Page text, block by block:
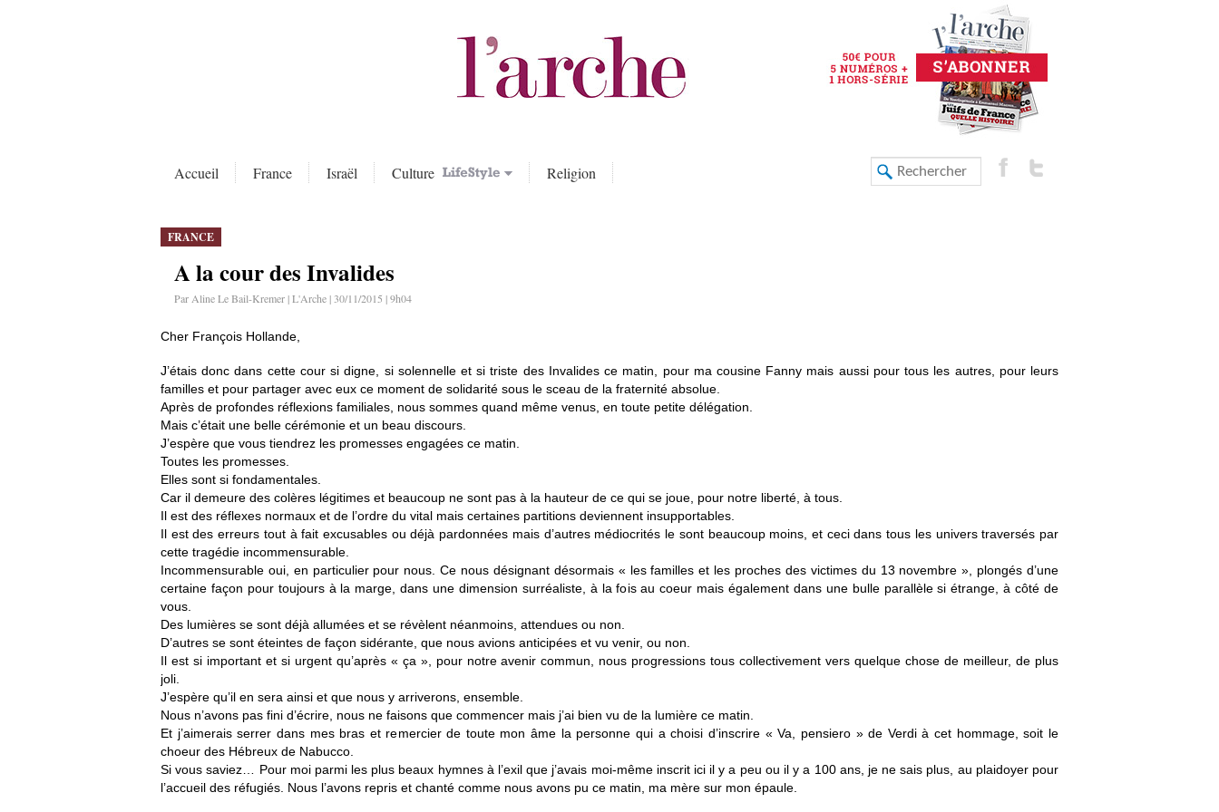
Accueil France Israël Culture Religion
FRANCE
A la cour des Invalides
Par Aline Le Bail-Kremer | L'Arche | 30/11/2015 | 9h04
Cher François Hollande,
J’étais donc dans cette cour si digne, si solennelle et si triste des Invalides ce matin, pour ma cousine Fanny mais aussi pour tous les autres, pour leurs
familles et pour partager avec eux ce moment de solidarité sous le sceau de la fraternité absolue.
Après de profondes réflexions familiales, nous sommes quand même venus, en toute petite délégation.
Mais c’était une belle cérémonie et un beau discours.
J’espère que vous tiendrez les promesses engagées ce matin.
Toutes les promesses.
Elles sont si fondamentales.
Car il demeure des colères légitimes et beaucoup ne sont pas à la hauteur de ce qui se joue, pour notre liberté, à tous.
Il est des réflexes normaux et de l’ordre du vital mais certaines partitions deviennent insupportables.
Il est des erreurs tout à fait excusables ou déjà pardonnées mais d’autres médiocrités le sont beaucoup moins, et ceci dans tous les univers traversés par
cette tragédie incommensurable.
Incommensurable oui, en particulier pour nous. Ce nous désignant désormais « les familles et les proches des victimes du 13 novembre », plongés d’une
certaine façon pour toujours à la marge, dans une dimension surréaliste, à la fois au coeur mais également dans une bulle parallèle si étrange, à côté de
vous.
Des lumières se sont déjà allumées et se révèlent néanmoins, attendues ou non.
D’autres se sont éteintes de façon sidérante, que nous avions anticipées et vu venir, ou non.
Il est si important et si urgent qu’après « ça », pour notre avenir commun, nous progressions tous collectivement vers quelque chose de meilleur, de plus
joli.
J’espère qu’il en sera ainsi et que nous y arriverons, ensemble.
Nous n’avons pas fini d’écrire, nous ne faisons que commencer mais j’ai bien vu de la lumière ce matin.
Et j’aimerais serrer dans mes bras et remercier de toute mon âme la personne qui a choisi d’inscrire « Va, pensiero » de Verdi à cet hommage, soit le
choeur des Hébreux de Nabucco.
Si vous saviez… Pour moi parmi les plus beaux hymnes à l’exil que j’avais moi-même inscrit ici il y a peu ou il y a 100 ans, je ne sais plus, au plaidoyer pour
l’accueil des réfugiés. Nous l’avons repris et chanté comme nous avons pu ce matin, ma mère sur mon épaule.